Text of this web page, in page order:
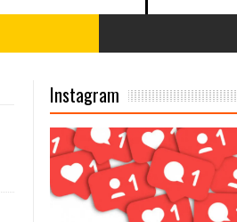
perspectiva
en la clausura
Instagram